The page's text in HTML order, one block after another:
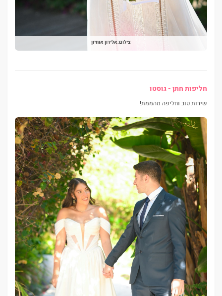
צילום:אלירון אוחיון
חליפות חתן - גוסטו
שירות טוב וחליפה מהממת!